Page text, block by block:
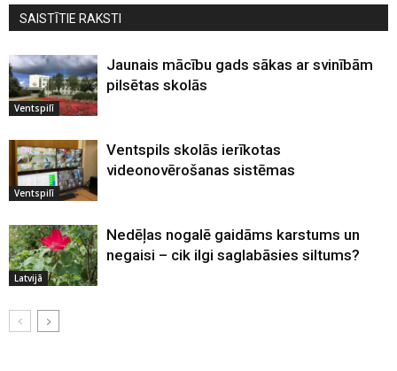
SAISTĪTIE RAKSTI
Ventspilī
Jaunais mācību gads sākas ar svinībām
pilsētas skolās
Ventspilī
Ventspils skolās ierīkotas
videonovērošanas sistēmas
Latvijā
Nedēļas nogalē gaidāms karstums un
negaisi – cik ilgi saglabāsies siltums?